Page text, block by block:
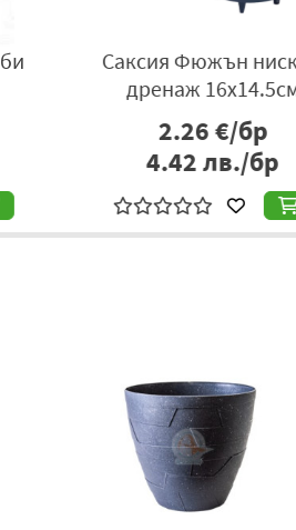
Саксия Фюжън ниска
дренаж 16х14.5см
2.26€/бр
4.42лв./бр